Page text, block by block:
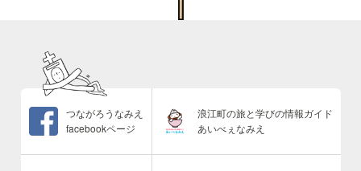
つながろうなみえ
facebookページ
浪江町の旅と学びの情報ガイド
あいべぇなみえ